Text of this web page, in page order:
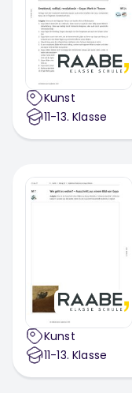
Kunst
11-13. Klasse
Kunst
11-13. Klasse